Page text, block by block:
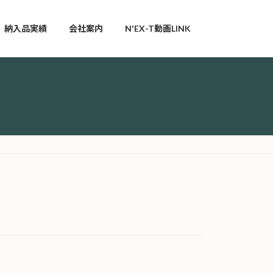
納入品実績 会社案内 N'EX-T動画LINK